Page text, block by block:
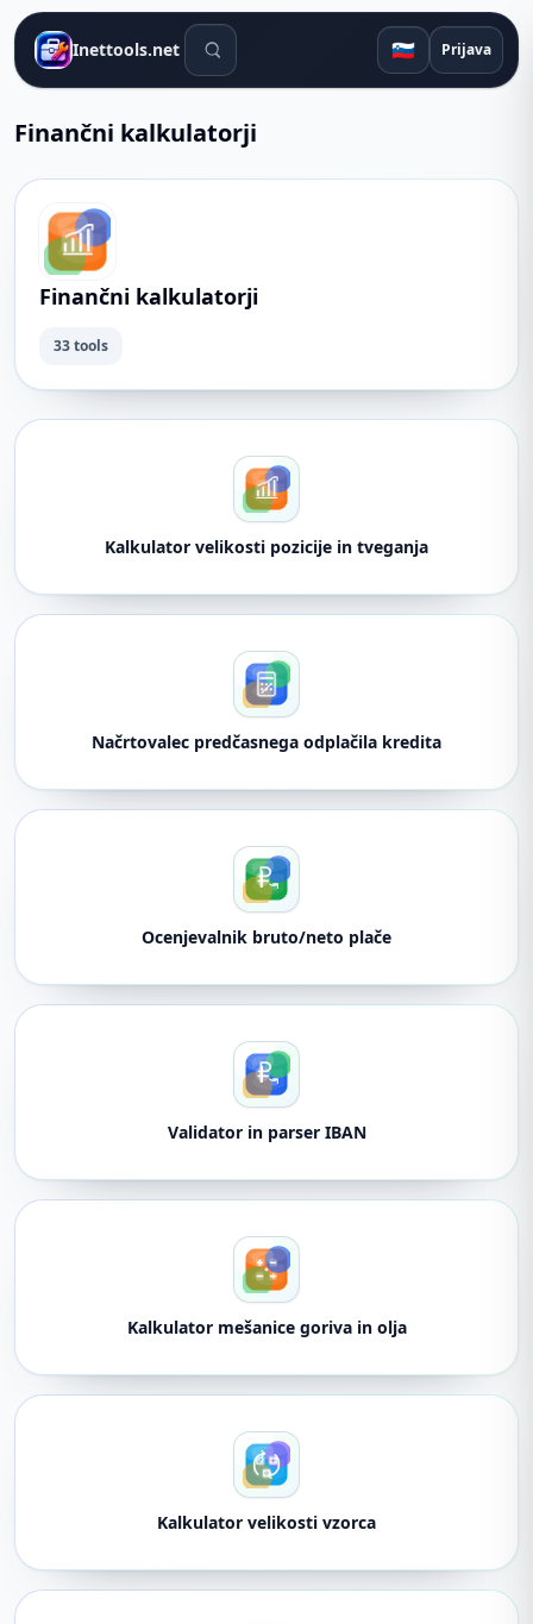
Inettools.net Orodja za iskanje 🇸🇮 Prijava
Finančni kalkulatorji
Finančni kalkulatorji
33 tools
Kalkulator velikosti pozicije in tveganja
Načrtovalec predčasnega odplačila kredita
Ocenjevalnik bruto/neto plače
Validator in parser IBAN
Kalkulator mešanice goriva in olja
Kalkulator velikosti vzorca